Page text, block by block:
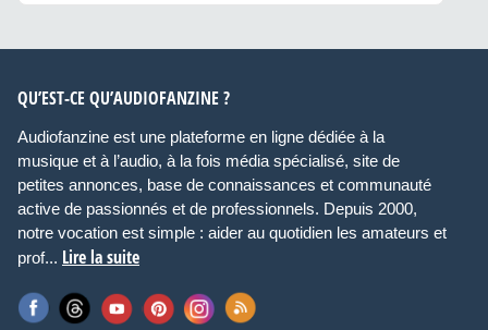
QU’EST-CE QU’AUDIOFANZINE ?
Audiofanzine est une plateforme en ligne dédiée à la
musique et à l’audio, à la fois média spécialisé, site de
petites annonces, base de connaissances et communauté
active de passionnés et de professionnels. Depuis 2000,
notre vocation est simple : aider au quotidien les amateurs et
prof... Lire la suite